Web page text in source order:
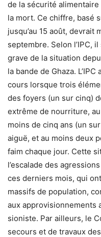
de la sécurité
la mort. Ce chiffre, basé
jusqu’au 15 août, devrait
septembre. Selon l’IPC,
grave de la situation
la bande de Ghaza.
cours lorsque trois
des foyers (un sur cinq)
extrême de nourriture,
moins de cinq ans (un
aiguë, et au moins deux
faim chaque jour. Cette
l’escalade des
ces derniers mois, qui
massifs de population,
aux approvisionnements
sioniste. Par ailleurs, le
secours et de travaux